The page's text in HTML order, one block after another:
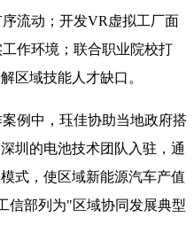
流动；开发VR虚拟工厂面
作环境；联合职业院校打
区域技能人才缺口。
例中，珏佳协助当地政府搭
圳的电池技术团队入驻，通
式，使区域新能源汽车产值
信部列为"区域协同发展典型